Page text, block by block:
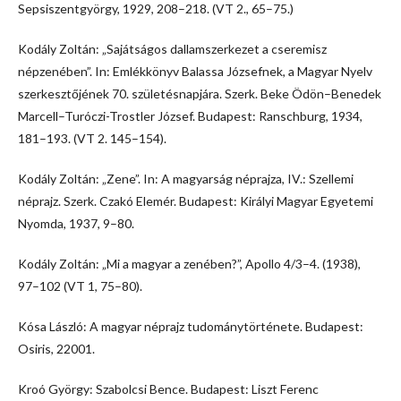
Sepsiszentgyörgy, 1929, 208–218. (VT 2., 65–75.)
Kodály Zoltán: „Sajátságos dallamszerkezet a cseremisz
népzenében”. In: Emlékkönyv Balassa Józsefnek, a Magyar Nyelv
szerkesztőjének 70. születésnapjára. Szerk. Beke Ödön–Benedek
Marcell–Turóczi-Trostler József. Budapest: Ranschburg, 1934,
181–193. (VT 2. 145–154).
Kodály Zoltán: „Zene”. In: A magyarság néprajza, IV.: Szellemi
néprajz. Szerk. Czakó Elemér. Budapest: Királyi Magyar Egyetemi
Nyomda, 1937, 9–80.
Kodály Zoltán: „Mi a magyar a zenében?”, Apollo 4/3–4. (1938),
97–102 (VT 1, 75–80).
Kósa László: A magyar néprajz tudománytörténete. Budapest:
Osiris, 22001.
Kroó György: Szabolcsi Bence. Budapest: Liszt Ferenc